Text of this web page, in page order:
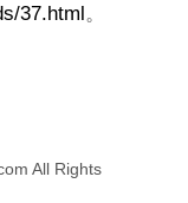
37.html。
All Rights